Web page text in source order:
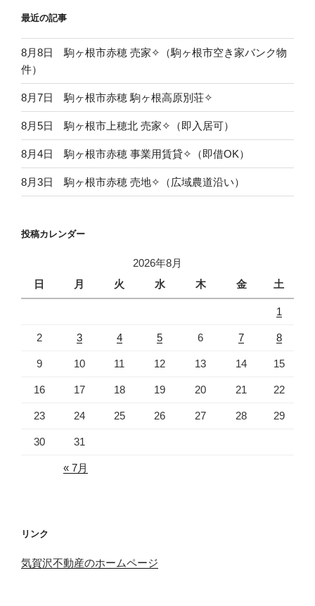
ン
最近の記事
8月8日 駒ヶ根市赤穂 売家✧（駒ヶ根市空き家バンク物
件）
8月7日 駒ヶ根市赤穂 駒ヶ根高原別荘✧
8月5日 駒ヶ根市上穂北 売家✧（即入居可）
8月4日 駒ヶ根市赤穂 事業用賃貸✧（即借OK）
8月3日 駒ヶ根市赤穂 売地✧（広域農道沿い）
投稿カレンダー
2026年8月
日
月 火 水 木 金 土
1
2 3 4 5 6 7 8
9 10 11 12 13 14 15
16 17 18 19 20 21 22
23 24 25 26 27 28 29
30 31
« 7月
リンク
気賀沢不動産のホームページ